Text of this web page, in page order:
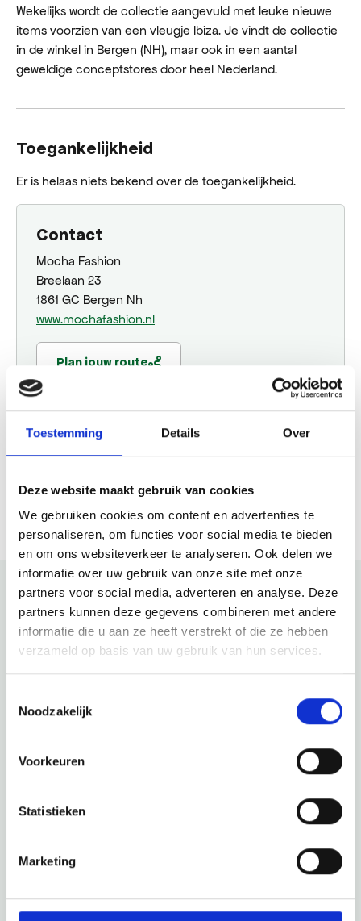
Toestemming Details Over
Deze website maakt gebruik van cookies
We gebruiken cookies om content en advertenties te
personaliseren, om functies voor social media te bieden
en om ons websiteverkeer te analyseren. Ook delen we
informatie over uw gebruik van onze site met onze
partners voor social media, adverteren en analyse. Deze
partners kunnen deze gegevens combineren met andere
informatie die u aan ze heeft verstrekt of die ze hebben
verzameld op basis van uw gebruik van hun services.
Noodzakelijk
Voorkeuren
Statistieken
Marketing
Wekelijks wordt de collectie aangevuld met leuke nieuwe
items voorzien van een vleugje Ibiza. Je vindt de collectie
in de winkel in Bergen (NH), maar ook in een aantal
geweldige conceptstores door heel Nederland.
Toegankelijkheid
Er is helaas niets bekend over de toegankelijkheid.
Contact
Mocha Fashion
Breelaan 23
1861 GC Bergen Nh
​www.mochafashion.nl
Plan jouw route
Website
Bekijk ook eens
Ontdek de rest van de regio! Bekijk de andere websites om